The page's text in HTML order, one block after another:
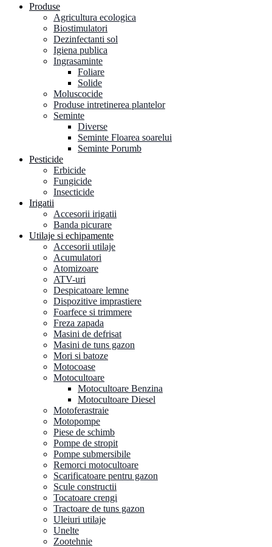
Produse
Agricultura ecologica
Biostimulatori
Dezinfectanti sol
Igiena publica
Ingrasaminte
Foliare
Solide
Moluscocide
Produse intretinerea plantelor
Seminte
Diverse
Seminte Floarea soarelui
Seminte Porumb
Pesticide
Erbicide
Fungicide
Insecticide
Irigatii
Accesorii irigatii
Banda picurare
Utilaje si echipamente
Accesorii utilaje
Acumulatori
Atomizoare
ATV-uri
Despicatoare lemne
Dispozitive imprastiere
Foarfece si trimmere
Freza zapada
Masini de defrisat
Masini de tuns gazon
Mori si batoze
Motocoase
Motocultoare
Motocultoare Benzina
Motocultoare Diesel
Motoferastraie
Motopompe
Piese de schimb
Pompe de stropit
Pompe submersibile
Remorci motocultoare
Scarificatoare pentru gazon
Scule constructii
Tocatoare crengi
Tractoare de tuns gazon
Uleiuri utilaje
Unelte
Zootehnie